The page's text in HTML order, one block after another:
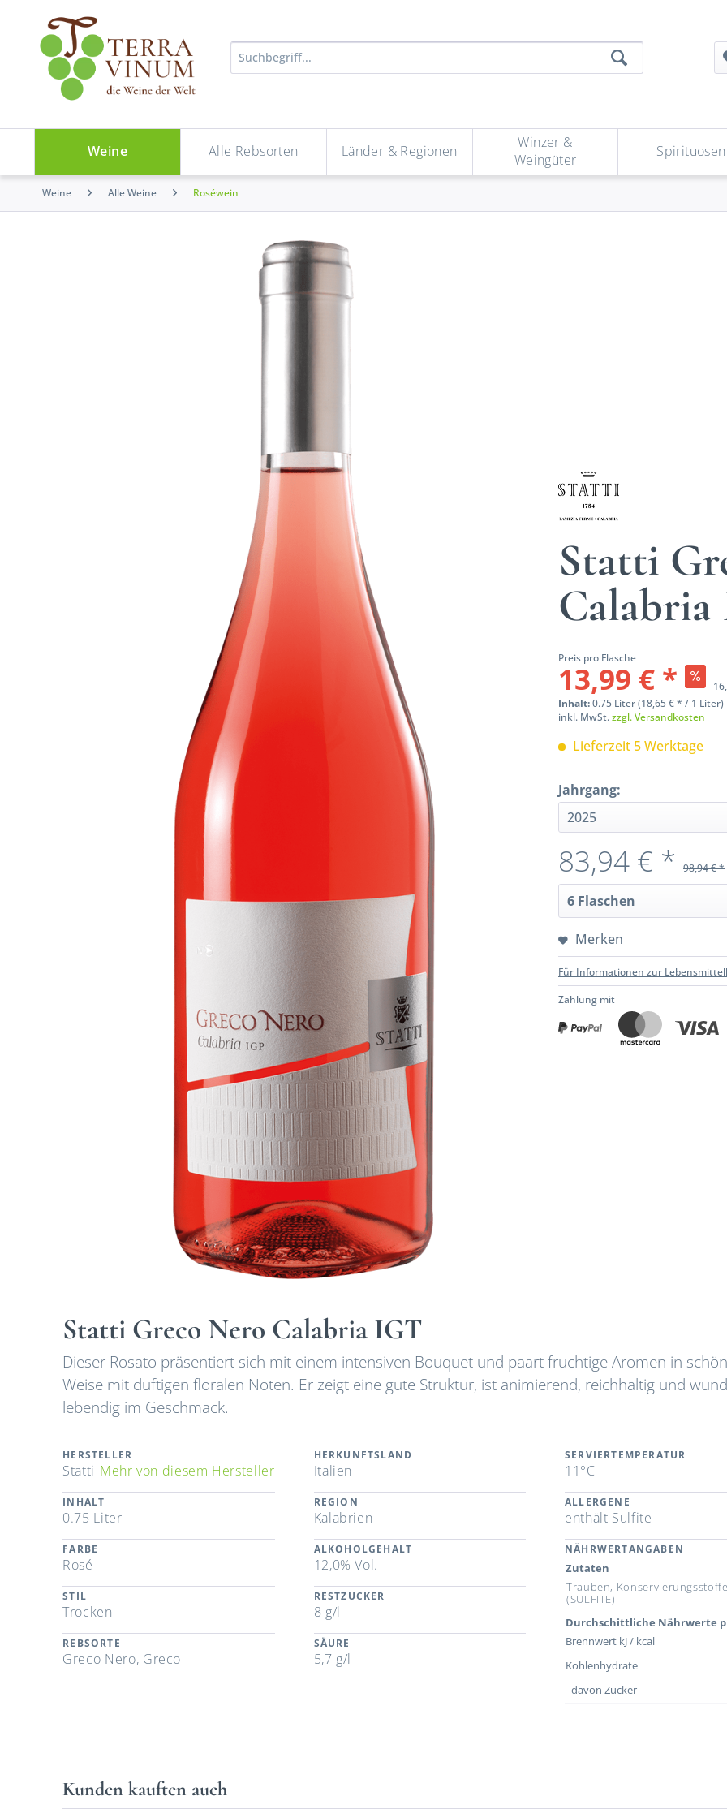
Weine Alle Rebsorten Länder & Regionen
Winzer &
Weingüter
Spirituosen
Weine Alle Weine Roséwein
Statti
Preis pro Flasche
13,99 € *
Inhalt:0.75 Liter (18,65 € * / 1 Liter)
inkl. MwSt.zzgl. Versandkosten
Lieferzeit 5 Werktage
Jahrgang:
83,94 € * 98,94 € *
Merken
Für Informationen zur
Zahlung mit
Statti Greco Nero Calabria IGT
Dieser Rosato präsentiert sich mit einem intensiven Bouquet und paart fruchtige Aromen in
Weise mit duftigen floralen Noten. Er zeigt eine gute Struktur, ist animierend, reichhaltig und
lebendig im Geschmack.
HERSTELLER
Statti Mehr von diesem Hersteller
INHALT
0.75 Liter
FARBE
Rosé
STIL
Trocken
REBSORTE
Greco Nero, Greco
HERKUNFTSLAND
Italien
REGION
Kalabrien
ALKOHOLGEHALT
12,0% Vol.
RESTZUCKER
8 g/l
SÄURE
5,7 g/l
SERVIERTEMPERATUR
11°C
ALLERGENE
enthält Sulfite
NÄHRWERTANGABEN
Zutaten
Trauben, Konservierungsstoffe
(SULFITE)
Durchschittliche Nährwerte
Brennwert kJ / kcal
Kohlenhydrate
- davon Zucker
Kunden kauften auch